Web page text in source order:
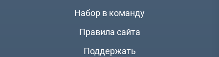
Набор в команду
Правила сайта
Поддержать